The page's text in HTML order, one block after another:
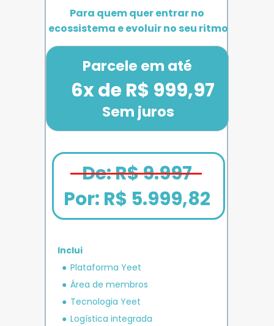
PLANO
IMPULSO
Para quem quer entrar no
ecossistema e evoluir no seu ritmo
Parcele em até
Parcele em até
12x de R$ 1.666,67
Sem juros
Inclui
Plataforma Yeet
Área de membros
Tecnologia Yeet
Logística integrada
Bônus exclusivo
+ R$ 5.000
Yeet
Benefício exclusivo
6x de R$ 999,97
De: R$ 9.997
Por: R$ 5.999,82